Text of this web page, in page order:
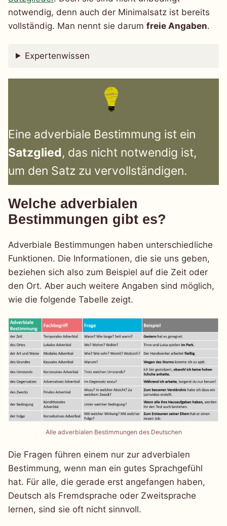
notwendig, denn auch der Minimalsatz ist bereits
vollständig. Man nennt sie darum freie Angaben.
Expertenwissen
Eine adverbiale Bestimmung ist ein
Satzglied, das nicht notwendig ist,
um den Satz zu vervollständigen.
Welche adverbialen
Bestimmungen gibt es?
Adverbiale Bestimmungen haben unterschiedliche
Funktionen. Die Informationen, die sie uns geben,
beziehen sich also zum Beispiel auf die Zeit oder
den Ort. Aber auch weitere Angaben sind möglich,
wie die folgende Tabelle zeigt.
Alle adverbialen Bestimmungen des Deutschen
Die Fragen führen einem nur zur adverbialen
Bestimmung, wenn man ein gutes Sprachgefühl
hat. Für alle, die gerade erst angefangen haben,
Deutsch als Fremdsprache oder Zweitsprache
lernen, sind sie oft nicht sinnvoll.